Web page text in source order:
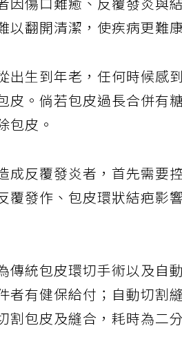
因傷口難癒、反覆發炎與
以翻開清潔，使疾病更難
出生到年老，任何時候感
皮。倘若包皮過長合併有
包皮。
成反覆發炎者，首先需要
覆發作、包皮環狀結疤影
傳統包皮環切手術以及自
者有健保給付；自動切割
割包皮及縫合，耗時為二